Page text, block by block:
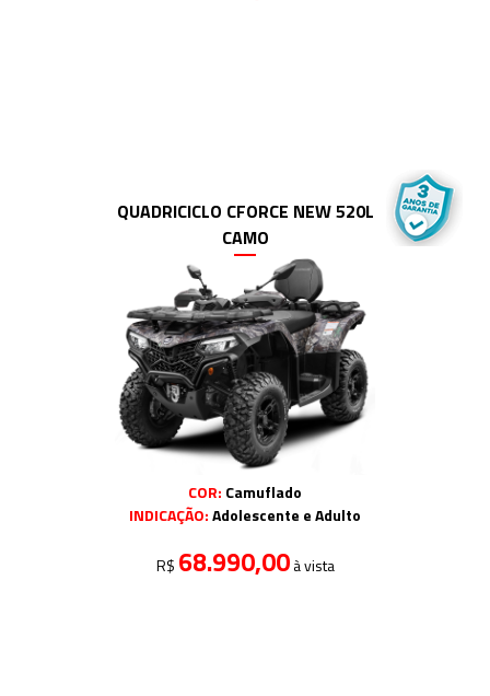
QUADRICICLO CFORCE NEW 520L
CAMO
COR: Camuflado
INDICAÇÃO:Adolescente e Adulto
R$ 68.990,00à vista